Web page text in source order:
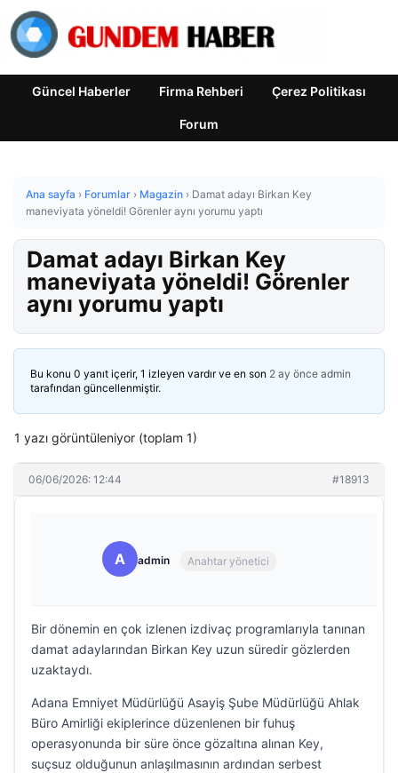
Güncel Haberler Firma Rehberi Çerez Politikası
Forum
Ana sayfa › Forumlar › Magazin › Damat adayı Birkan Key
maneviyata yöneldi! Görenler aynı yorumu yaptı
Damat adayı Birkan Key
maneviyata yöneldi! Görenler
aynı yorumu yaptı
Bu konu 0 yanıt içerir, 1 izleyen vardır ve en son 2 ay önce admin
tarafından güncellenmiştir.
1 yazı görüntüleniyor (toplam 1)
06/06/2026: 12:44 #18913
A admin Anahtar yönetici
Bir dönemin en çok izlenen izdivaç programlarıyla tanınan
damat adaylarından Birkan Key uzun süredir gözlerden
uzaktaydı.
Adana Emniyet Müdürlüğü Asayiş Şube Müdürlüğü Ahlak
Büro Amirliği ekiplerince düzenlenen bir fuhuş
operasyonunda bir süre önce gözaltına alınan Key,
suçsuz olduğunun anlaşılmasının ardından serbest